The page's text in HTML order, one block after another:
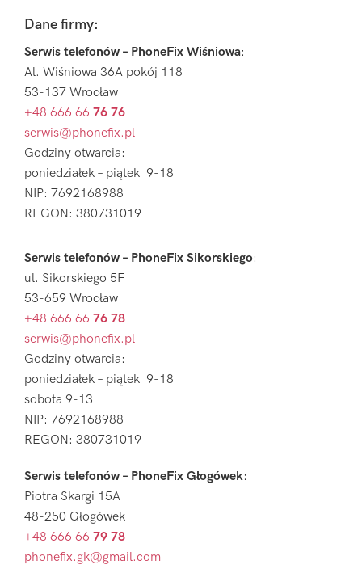
FooterDane firmy:
Serwis telefonów – PhoneFix Wiśniowa:
Al. Wiśniowa 36A pokój 118
53-137 Wrocław
+48 666 66 76 76
serwis@phonefix.pl
Godziny otwarcia:
poniedziałek – piątek 9-18
NIP: 7692168988
REGON: 380731019
Serwis telefonów – PhoneFix Sikorskiego:
ul. Sikorskiego 5F
53-659 Wrocław
+48 666 66 76 78
serwis@phonefix.pl
Godziny otwarcia:
poniedziałek – piątek 9-18
sobota 9-13
NIP: 7692168988
REGON: 380731019
Serwis telefonów – PhoneFix Głogówek:
Piotra Skargi 15A
48-250 Głogówek
+48 666 66 79 78
phonefix.gk@gmail.com